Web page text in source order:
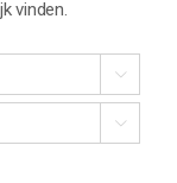
vinden.

